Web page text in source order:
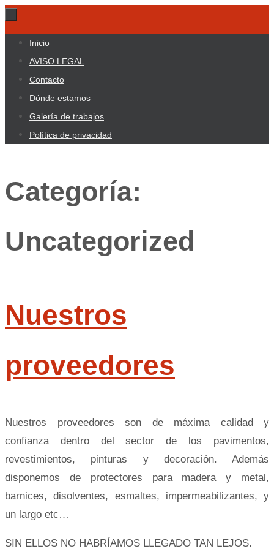
Ir
al
contenido
contenido
Inicio
AVISO LEGAL
Contacto
Dónde estamos
Galería de trabajos
Política de privacidad
Categoría:
Uncategorized
Nuestros
proveedores
Nuestros proveedores son de máxima calidad y
confianza dentro del sector de los pavimentos,
revestimientos, pinturas y decoración. Además
disponemos de protectores para madera y metal,
barnices, disolventes, esmaltes, impermeabilizantes, y
un largo etc…
SIN ELLOS NO HABRÍAMOS LLEGADO TAN LEJOS.